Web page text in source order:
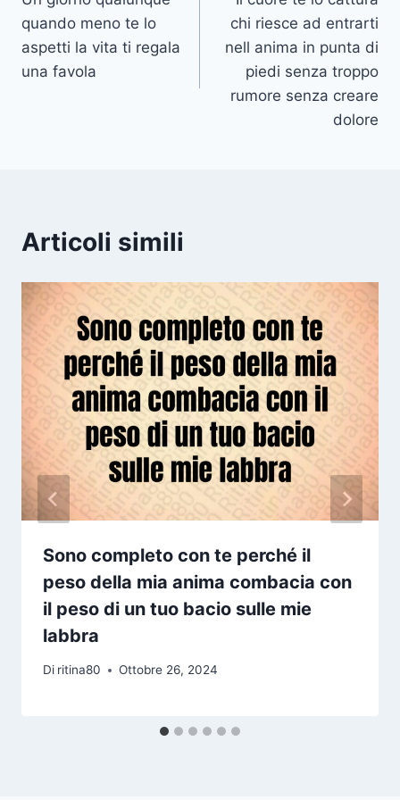
articoli
quando meno te lo
aspetti la vita ti regala
una favola
chi riesce ad entrarti
nell anima in punta di
piedi senza troppo
rumore senza creare
dolore
Articoli simili
Sono completo con te perché il
peso della mia anima combacia con
il peso di un tuo bacio sulle mie
labbra
Di ritina80 Ottobre 26, 2024